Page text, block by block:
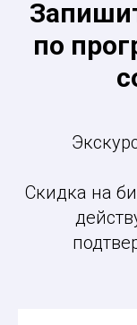
по
Скидка на